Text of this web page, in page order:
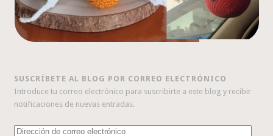
SUSCRÍBETE AL BLOG POR CORREO ELECTRÓNICO
Introduce tu correo electrónico para suscribirte a este blog y recibir
notificaciones de nuevas entradas.
Dirección